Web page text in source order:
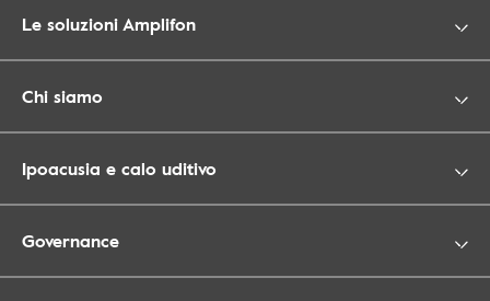
Le soluzioni Amplifon
Chi siamo
Ipoacusia e calo uditivo
Governance